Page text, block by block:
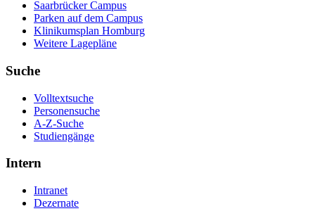
Saarbrücker Campus
Parken auf dem Campus
Klinikumsplan Homburg
Weitere Lagepläne
Suche
Volltextsuche
Personensuche
A-Z-Suche
Studiengänge
Intern
Intranet
Dezernate